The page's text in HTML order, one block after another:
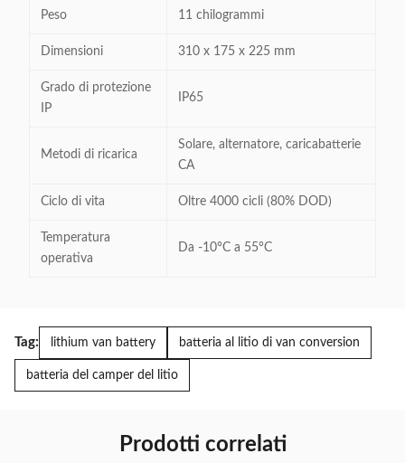
Peso 11 chilogrammi
Dimensioni 310 x 175 x 225 mm
Grado di protezione
IP
IP65
Metodi di ricarica
Solare, alternatore, caricabatterie
CA
Ciclo di vita Oltre 4000 cicli (80% DOD)
Temperatura
operativa
Da -10°C a 55°C
Tag: lithium van battery batteria al litio di van conversion
batteria del camper del litio
Prodotti correlati